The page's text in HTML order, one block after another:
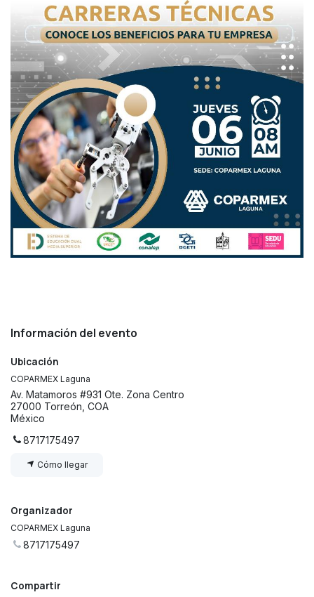
Información del evento
Ubicación
COPARMEX Laguna
Av. Matamoros #931 Ote. Zona Centro
27000 Torreón, COA
México
8717175497
Cómo llegar
Organizador
COPARMEX Laguna
8717175497
Compartir